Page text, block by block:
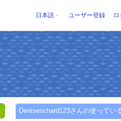
日本語 ユーザー登録
Deniserichard123さんの使ってい